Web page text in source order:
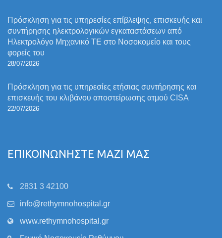
Πρόσκληση για τις υπηρεσίες επίβλεψης, επισκευής και
συντήρησης ηλεκτρολογικών εγκαταστάσεων από
Ηλεκτρολόγο Μηχανικό ΤΕ στο Νοσοκομείο και τους
φορείς του
28/07/2026
Πρόσκληση για τις υπηρεσίες ετήσιας συντήρησης και
επισκευής του κλιβάνου αποστείρωσης ατμού CISA
22/07/2026
ΕΠΙΚΟΙΝΩΝΗΣΤΕ ΜΑΖΙ ΜΑΣ
2831 3 42100
info@rethymnohospital.gr
www.rethymnohospital.gr